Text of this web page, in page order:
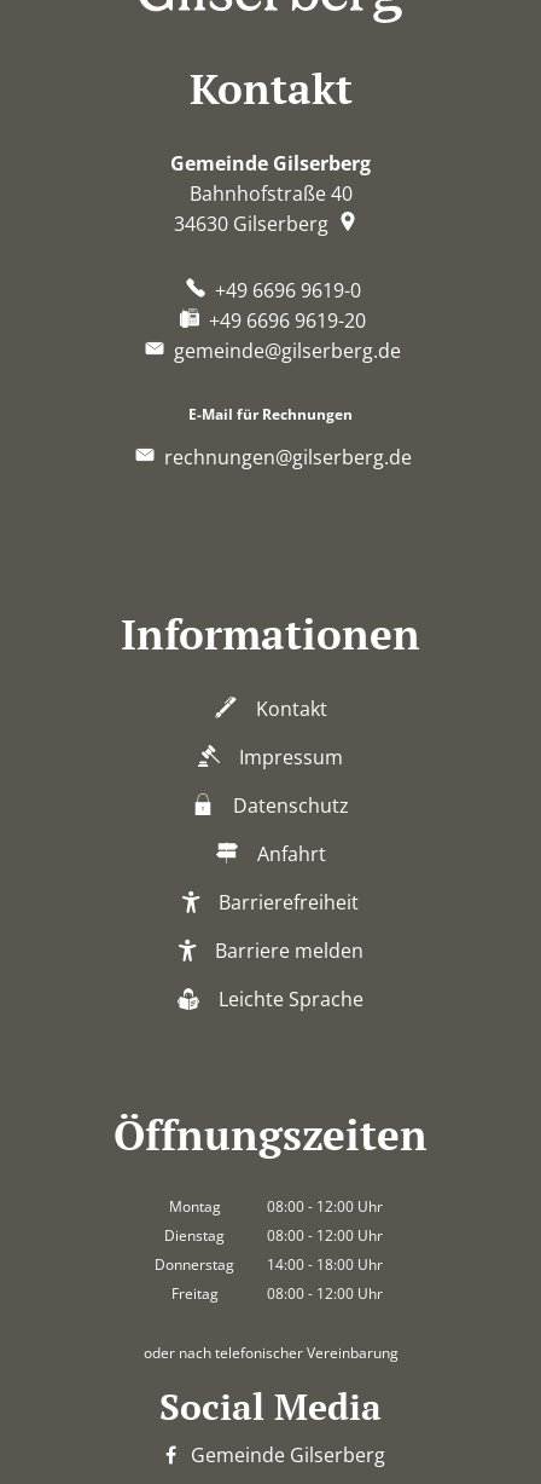
Kontakt
Gemeinde Gilserberg
Bahnhofstraße 40
34630 Gilserberg
+49 6696 9619-0
+49 6696 9619-20
gemeinde@gilserberg.de
E-Mail für Rechnungen
rechnungen@gilserberg.de
Informationen
Kontakt
Impressum
Datenschutz
Anfahrt
Barrierefreiheit
Barriere melden
Leichte Sprache
Öffnungszeiten
Montag 08:00- 12:00 Uhr
Von 08:00 bis 12:00 Uhr
Dienstag 08:00- 12:00 Uhr
Von 08:00 bis 12:00 Uhr
Donnerstag 14:00- 18:00 Uhr
Von 14:00 bis 18:00 Uhr
Freitag 08:00- 12:00 Uhr
oder nach telefonischer Vereinbarung
Social Media
Gemeinde Gilserberg